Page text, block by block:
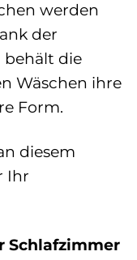
werden
der
die
Wäschen ihre
Form.
diesem
Ihr
Schlafzimmer